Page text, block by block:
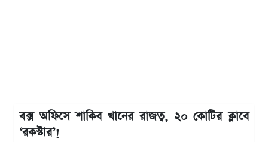
বক্স অফিসে শাকিব খানের রাজত্ব, ২০ কোটির ক্লাবে
‘রকস্টার’!